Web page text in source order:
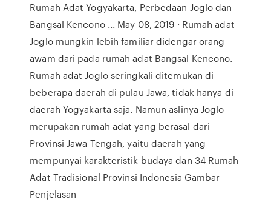
Rumah Adat Yogyakarta, Perbedaan Joglo dan
Bangsal Kencono ... May 08, 2019 · Rumah adat
Joglo mungkin lebih familiar didengar orang
awam dari pada rumah adat Bangsal Kencono.
Rumah adat Joglo seringkali ditemukan di
beberapa daerah di pulau Jawa, tidak hanya di
daerah Yogyakarta saja. Namun aslinya Joglo
merupakan rumah adat yang berasal dari
Provinsi Jawa Tengah, yaitu daerah yang
mempunyai karakteristik budaya dan 34 Rumah
Adat Tradisional Provinsi Indonesia Gambar
Penjelasan